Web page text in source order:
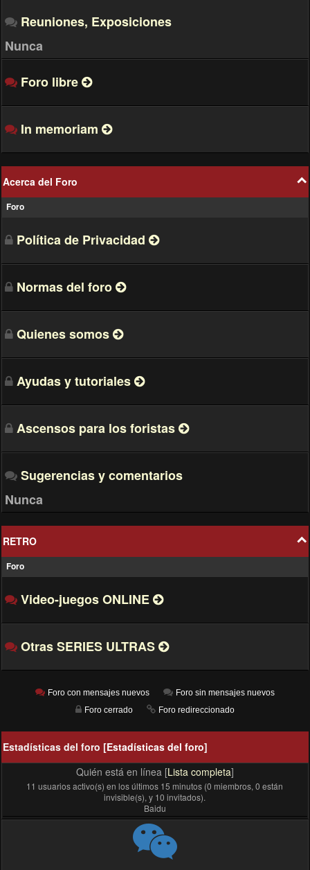
Reuniones, Exposiciones
Nunca
Foro libre
In memoriam
Acerca del Foro
Foro
Política de Privacidad
Normas del foro
Quienes somos
Ayudas y tutoriales
Ascensos para los foristas
Sugerencias y comentarios
Nunca
RETRO
Foro
Video-juegos ONLINE
Otras SERIES ULTRAS
Foro con mensajes nuevos
Foro sin mensajes nuevos
Foro cerrado
Foro redireccionado
Estadísticas del foro [Estadísticas del foro]
Quién está en línea [Lista completa]
11 usuarios activo(s) en los últimos 15 minutos (0 miembros, 0 están
invisible(s), y 10 invitados).
Baidu